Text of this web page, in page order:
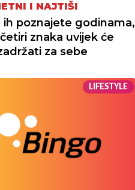
I NAJTIŠI
ih poznajete godinama,
znaka uvijek će
za sebe
LIFESTYLE